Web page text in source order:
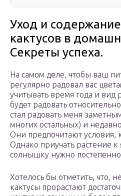
Уход и
кактусов в
Секреты успеха.
На самом деле, чтобы ваш
регулярно радовал вас
учитывать время года и вид
будет радовать
стал радовать меня
многих остальных) и
Они предпочитают условия,
Однако приучать растение
солнышку нужно
Хотелось бы отметить, что,
кактусы прорастают